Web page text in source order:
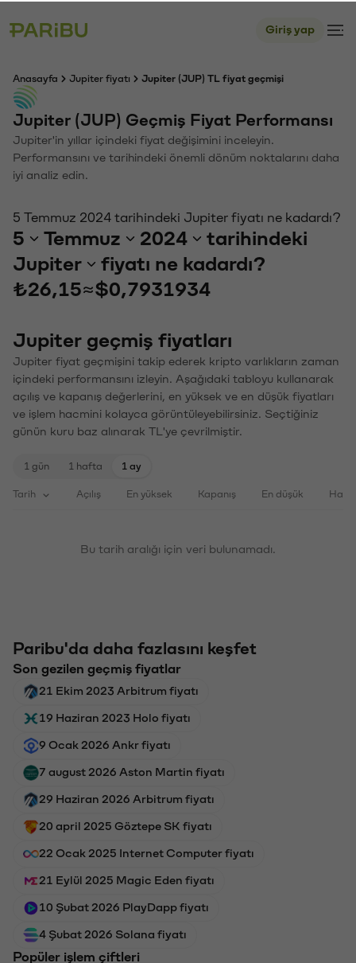
Giriş yap
Anasayfa Jupiter fiyatı Jupiter (JUP) TL fiyat geçmişi
Jupiter (JUP) Geçmiş Fiyat Performansı
Jupiter'in yıllar içindeki fiyat değişimini inceleyin.
Performansını ve tarihindeki önemli dönüm noktalarını daha
iyi analiz edin.
5 Temmuz 2024 tarihindeki Jupiter fiyatı ne kadardı?
5 Temmuz 2024
tarihindeki
Jupiter
fiyatı ne kadardı?
₺26,15≈$0,7931934
Jupiter geçmiş fiyatları
Jupiter fiyat geçmişini takip ederek kripto varlıkların zaman
içindeki performansını izleyin. Aşağıdaki tabloyu kullanarak
açılış ve kapanış değerlerini, en yüksek ve en düşük fiyatları
ve işlem hacmini kolayca görüntüleyebilirsiniz. Seçtiğiniz
günün kuru baz alınarak TL'ye çevrilmiştir.
1 gün 1 hafta 1 ay
Tarih Açılış En yüksek Kapanış En düşük
Bu tarih aralığı için veri bulunamadı.
Paribu'da daha fazlasını keşfet
Son gezilen geçmiş fiyatlar
21 Ekim 2023 Arbitrum fiyatı
19 Haziran 2023 Holo fiyatı
9 Ocak 2026 Ankr fiyatı
7 august 2026 Aston Martin fiyatı
29 Haziran 2026 Arbitrum fiyatı
20 april 2025 Göztepe SK fiyatı
22 Ocak 2025 Internet Computer fiyatı
21 Eylül 2025 Magic Eden fiyatı
10 Şubat 2026 PlayDapp fiyatı
4 Şubat 2026 Solana fiyatı
Popüler işlem çiftleri